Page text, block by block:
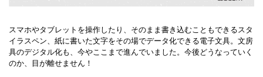
スマホやタブレットを操作したり、そのまま書き込むこともできるスタ
イラスペン、紙に書いた文字をその場でデータ化できる電子文具。文房
具のデジタル化も、今やここまで進んでいました。今後どうなっていく
のか、目が離せません！